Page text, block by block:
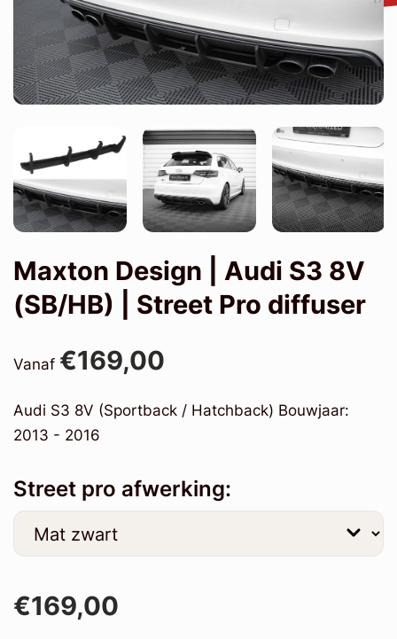
Maxton Design | Audi S3 8V
(SB/HB) | Street Pro diffuser
Vanaf €169,00
Audi S3 8V (Sportback / Hatchback) Bouwjaar:
2013 - 2016
Street pro afwerking:
€169,00